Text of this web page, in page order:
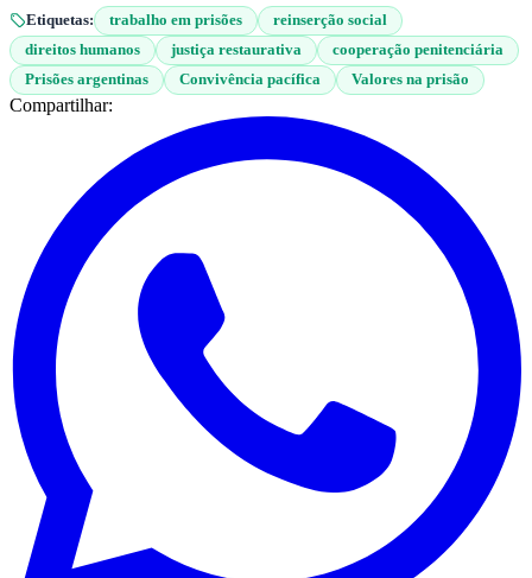
Etiquetas: trabalho em prisões
reinserção social
direitos humanos
justiça restaurativa
cooperação penitenciária
Prisões argentinas
Convivência pacífica Valores na prisão
Compartilhar: